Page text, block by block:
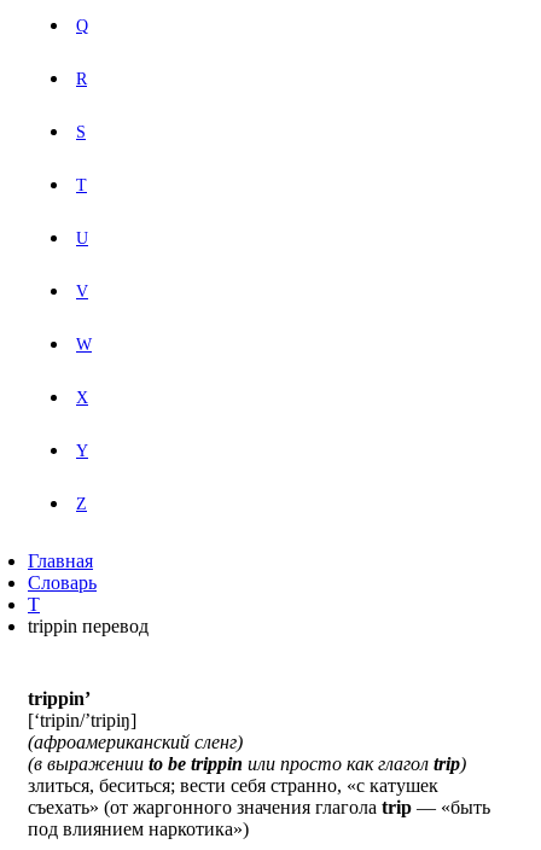
Q
R
S
T
U
V
W
X
Y
Z
Главная
Словарь
T
trippin перевод
trippin’
[‘tripin/’tripiŋ]
(афроамериканский сленг)
(в выражении to be trippin или просто как глагол trip)
злиться, беситься; вести себя странно, «с катушек
съехать» (от жаргонного значения глагола trip — «быть
под влиянием наркотика»)